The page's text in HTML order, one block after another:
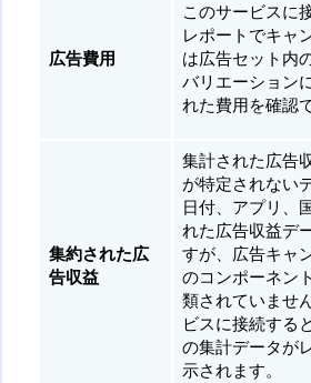
広告費用
このサービスに
レポートでキャ
は広告セット内
バリエーション
れた費用を確認
集約された広
告収益
集計された広告
が特定されない
日付、アプリ、
れた広告収益デ
すが、広告キャ
のコンポーネン
類されていませ
ビスに接続する
の集計データが
示されます。